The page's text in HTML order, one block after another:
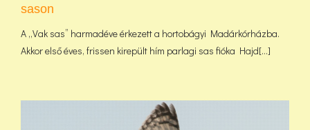
sason
A „Vak sas” harmadéve érkezett a hortobágyi Madárkórházba.
Akkor első éves, frissen kirepült hím parlagi sas fióka Hajd[...]